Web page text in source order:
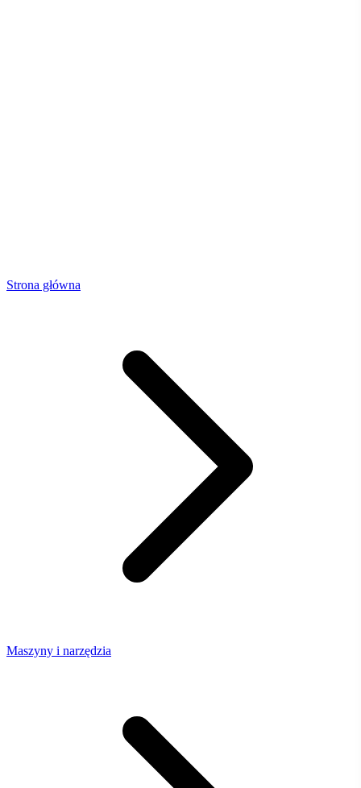
Strona główna
Maszyny i narzędzia